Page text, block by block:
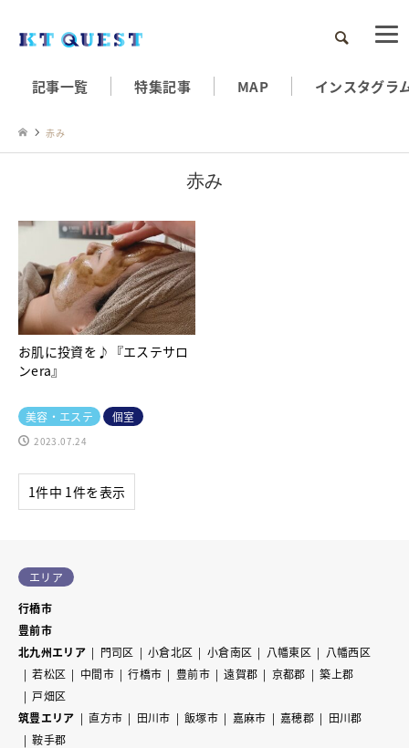
検索
記事一覧 特集記事 MAP インスタグラ
赤み
赤み
お肌に投資を♪『エステサロ
ンera』
美容・エステ 個室
2023.07.24
1件中 1件を表示
エリア
行橋市
豊前市
北九州エリア
門司区 小倉北区 小倉南区 八幡東区
八幡西区
若松区
中間市 行橋市 豊前市 遠賀郡 京都郡
築上郡
戸畑区
筑豊エリア
直方市 田川市 飯塚市 嘉麻市 嘉穂郡
田川郡
鞍手郡